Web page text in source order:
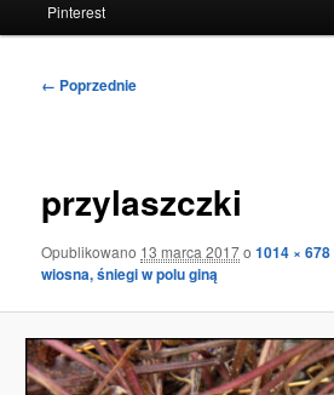
Pinterest
Nawigacja
← Poprzednie
przylaszczki
Opublikowano 13 marca 2017o1014 × 678
wiosna, śniegi w polu giną